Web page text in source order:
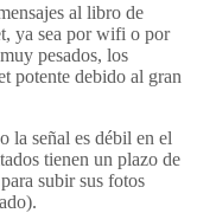
al libro de
ya sea por wifi o por
pesados, los
potente debido al gran
la señal es débil en el
tienen un plazo de
subir sus fotos